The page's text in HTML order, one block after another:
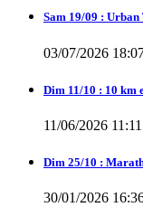
Sam 19/09 :
03/07/2026
Dim 11/10 : 10 km
11/06/2026 11:11
Dim 25/10 :
30/01/2026